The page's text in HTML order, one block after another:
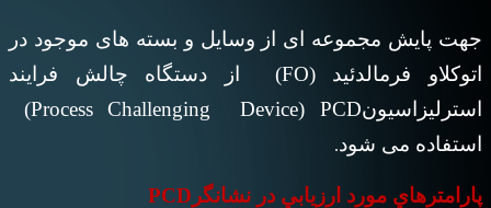
جهت پایش مجموعه ای از وسایل و بسته های موجود در
اتوکلاو فرمالدئید (FO) از دستگاه چالش فرایند
استرلیزاسیون(Process Challenging Device) PCD
استفاده می شود.
پارامترهاي مورد ارزيابي در نشانگر PCD